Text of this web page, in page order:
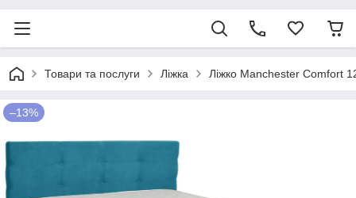
Товари та послуги Ліжка Ліжко Manchester Comfort
–13%